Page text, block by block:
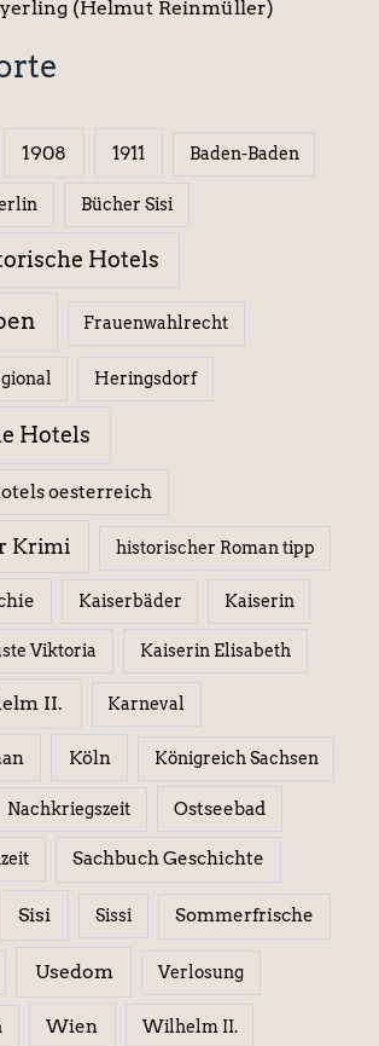
(Helmut Reinmüller)
1908 1911 Baden-Baden
Bücher Sisi
Hotels
Frauenwahlrecht
Heringsdorf
Hotels
oesterreich
Krimi historischer Roman tipp
Kaiserbäder Kaiserin
Viktoria Kaiserin Elisabeth
II. Karneval
Köln Königreich Sachsen
Nachkriegszeit Ostseebad
Sachbuch Geschichte
Sisi Sissi Sommerfrische
Usedom Verlosung
Wien Wilhelm II.